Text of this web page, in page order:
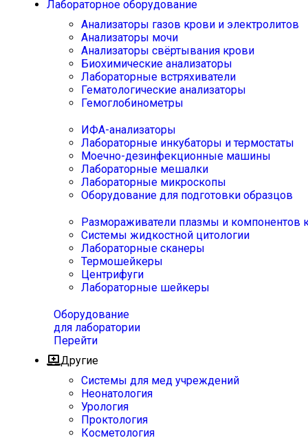
Лабораторное оборудование
Анализаторы газов крови и электролитов
Анализаторы мочи
Анализаторы свёртывания крови
Биохимические анализаторы
Лабораторные встряхиватели
Гематологические анализаторы
Гемоглобинометры
ИФА-анализаторы
Лабораторные инкубаторы и термостаты
Моечно-дезинфекционные машины
Лабораторные мешалки
Лабораторные микроскопы
Оборудование для подготовки образцов
Размораживатели плазмы и компонентов
Системы жидкостной цитологии
Лабораторные сканеры
Термошейкеры
Центрифуги
Лабораторные шейкеры
Оборудование
для лаборатории
Перейти
Другие
Системы для мед учреждений
Неонатология
Урология
Проктология
Косметология